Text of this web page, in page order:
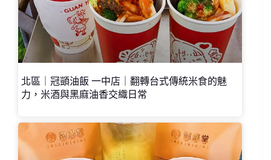
北區｜冠顗油飯 一中店｜翻轉台式傳統米食的魅
力，米酒與黑麻油香交織日常